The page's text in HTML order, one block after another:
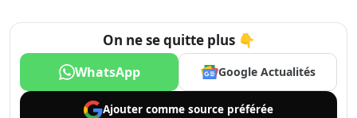
On ne se quitte plus 👇
WhatsApp Google Actualités
Ajouter comme source préférée